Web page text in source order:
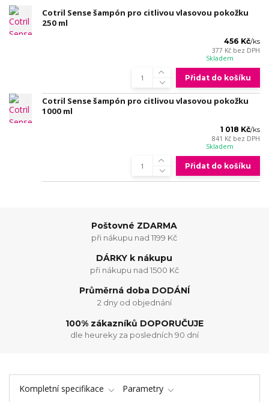
Cotril Sense šampón pro citlivou vlasovou pokožku
250 ml
456 Kč/ks
377 Kč bez DPH
Skladem
Přidat do košíku
Cotril Sense šampón pro citlivou vlasovou pokožku
1000 ml
1 018 Kč/ks
841 Kč bez DPH
Skladem
Přidat do košíku
Poštovné ZDARMA
při nákupu nad 1199 Kč
DÁRKY k nákupu
při nákupu nad 1500 Kč
Průměrná doba DODÁNÍ
2 dny od objednání
100% zákazníků DOPORUČUJE
dle heureky za posledních 90 dní
Kompletní specifikace
Parametry